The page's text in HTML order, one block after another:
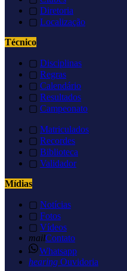
▢ Diretoria
▢ Localização
Técnico
▢ Disciplinas
▢ Regras
▢ Calendário
▢ Resultados
▢ Campeonato
▢ Matriculados
▢ Recordes
▢ Biblioteca
▢ Validador
Mídias
▢ Notícias
▢ Fotos
▢ Vídeos
mailContato
Whatsapp
hearing Ouvidoria